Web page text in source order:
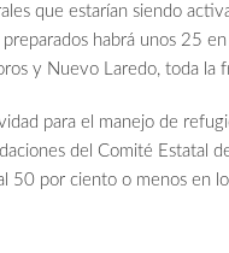
que estarían siendo
habrá unos 25
y Nuevo Laredo, toda la
para el manejo de
del Comité Estatal
50 por ciento o menos en